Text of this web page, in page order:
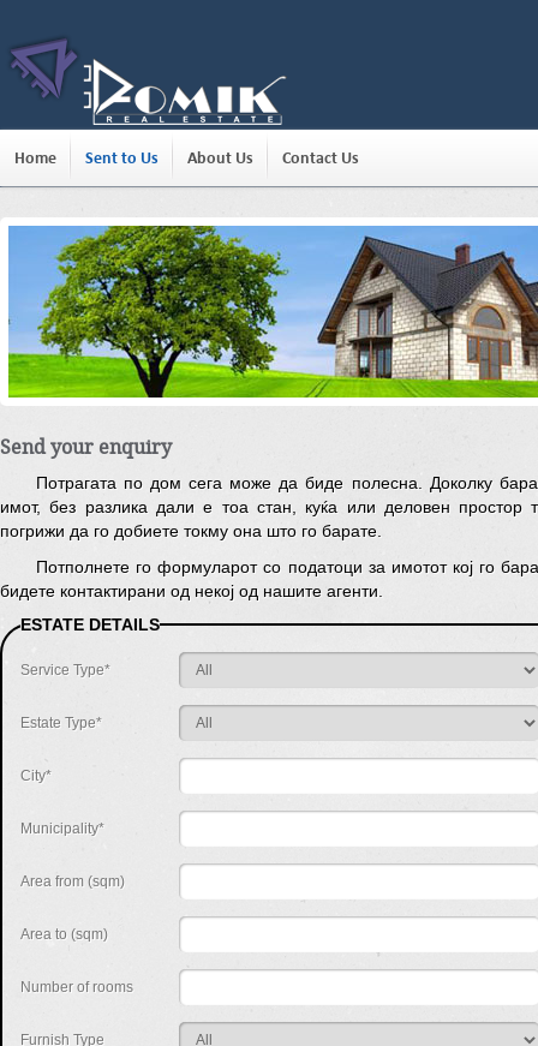
Home Sent to Us About Us Contact Us
Send your enquiry
Потрагата по дом сега може да биде полесна. Доколку
имот, без разлика дали е тоа стан, куќа или деловен простор
погрижи да го добиете токму она што го барате.
Потполнете го формуларот со податоци за имотот кој го
бидете контактирани од некој од нашите агенти.
ESTATE DETAILS
Service Type*
Estate Type*
City*
Municipality*
Area from (sqm)
Area to (sqm)
Number of rooms
Furnish Type